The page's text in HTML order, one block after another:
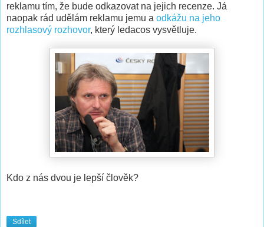
reklamu tím, že bude odkazovat na jejich recenze. Já
naopak rád udělám reklamu jemu a odkážu na jeho
rozhlasový rozhovor, který ledacos vysvětluje.
Kdo z nás dvou je lepší člověk?
Sdílet